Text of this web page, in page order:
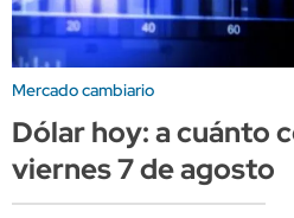
Mercado cambiario
Dólar hoy: a cuánto
viernes 7 de agosto